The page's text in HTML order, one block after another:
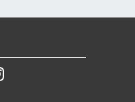
Instagram